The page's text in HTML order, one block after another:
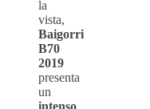
la
vista,
Baigorri
B70
2019
presenta
un
intenso